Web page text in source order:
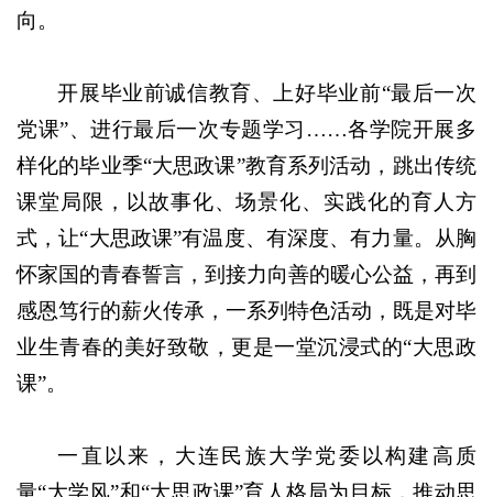
向。
开展毕业前诚信教育、上好毕业前“最后一次
党课”、进行最后一次专题学习……各学院开展多
样化的毕业季“大思政课”教育系列活动，跳出传统
课堂局限，以故事化、场景化、实践化的育人方
式，让“大思政课”有温度、有深度、有力量。从胸
怀家国的青春誓言，到接力向善的暖心公益，再到
感恩笃行的薪火传承，一系列特色活动，既是对毕
业生青春的美好致敬，更是一堂沉浸式的“大思政
课”。
一直以来，大连民族大学党委以构建高质
量“大学风”和“大思政课”育人格局为目标，推动思